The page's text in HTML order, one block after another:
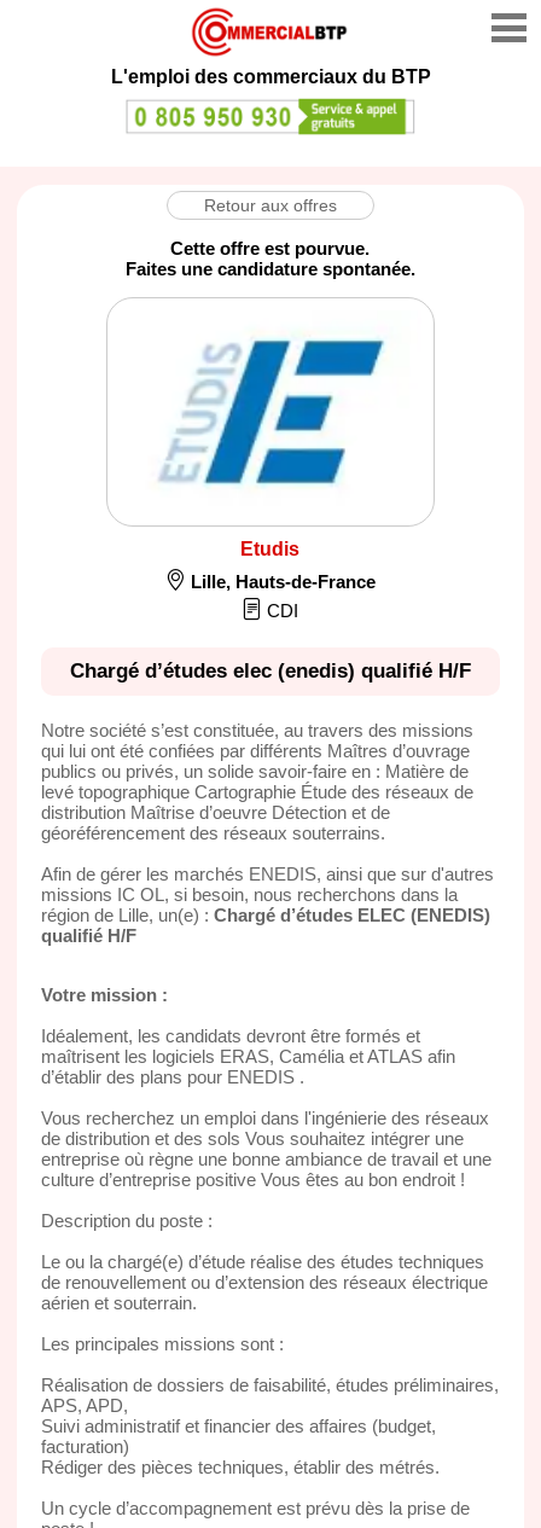
L'emploi des commerciaux du BTP
Retour aux offres
Cette offre est pourvue.
Faites une candidature spontanée.
Etudis
Lille, Hauts-de-France
CDI
Chargé d’études elec (enedis) qualifié H/F
Notre société s’est constituée, au travers des missions
qui lui ont été confiées par différents Maîtres d’ouvrage
publics ou privés, un solide savoir-faire en : Matière de
levé topographique Cartographie Étude des réseaux de
distribution Maîtrise d’oeuvre Détection et de
géoréférencement des réseaux souterrains.
Afin de gérer les marchés ENEDIS, ainsi que sur d'autres
missions IC OL, si besoin, nous recherchons dans la
région de Lille, un(e) : Chargé d’études ELEC (ENEDIS)
qualifié H/F
Votre mission :
Idéalement, les candidats devront être formés et
maîtrisent les logiciels ERAS, Camélia et ATLAS afin
d’établir des plans pour ENEDIS .
Vous recherchez un emploi dans l'ingénierie des réseaux
de distribution et des sols Vous souhaitez intégrer une
entreprise où règne une bonne ambiance de travail et une
culture d’entreprise positive Vous êtes au bon endroit !
Description du poste :
Le ou la chargé(e) d’étude réalise des études techniques
de renouvellement ou d’extension des réseaux électrique
aérien et souterrain.
Les principales missions sont :
Réalisation de dossiers de faisabilité, études préliminaires,
APS, APD,
Suivi administratif et financier des affaires (budget,
facturation)
Rédiger des pièces techniques, établir des métrés.
Un cycle d’accompagnement est prévu dès la prise de